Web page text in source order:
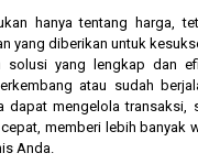
hanya tentang harga,
yang diberikan untuk
solusi yang lengkap dan
atau sudah
dapat mengelola transaksi,
memberi lebih banyak
Anda.